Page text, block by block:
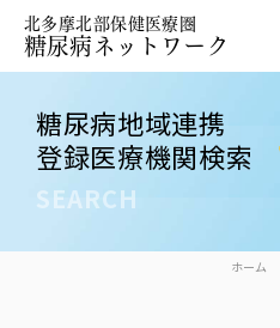
北多摩北部保健医療圏
糖尿病ネットワーク
糖尿病地域連携
登録医療機関検索
SEARCH
ホーム